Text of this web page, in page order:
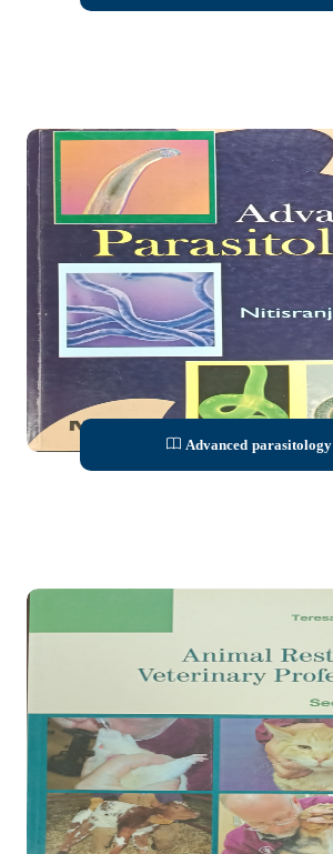
Advanced parasitology